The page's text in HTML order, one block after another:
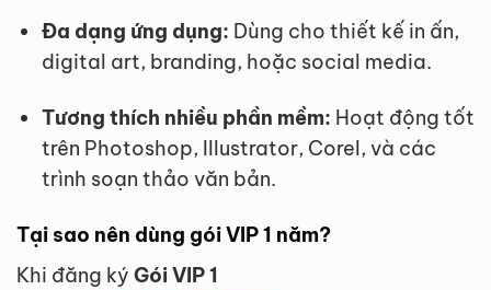
Đa dạng ứng dụng: Dùng cho thiết kế in ấn,
digital art, branding, hoặc social media.
Tương thích nhiều phần mềm: Hoạt động tốt
trên Photoshop, Illustrator, Corel, và các
trình soạn thảo văn bản.
Tại sao nên dùng gói VIP 1 năm?
Khi đăng ký Gói VIP 1